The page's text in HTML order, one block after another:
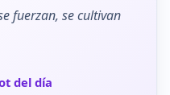
fuerzan, se cultivan
del día